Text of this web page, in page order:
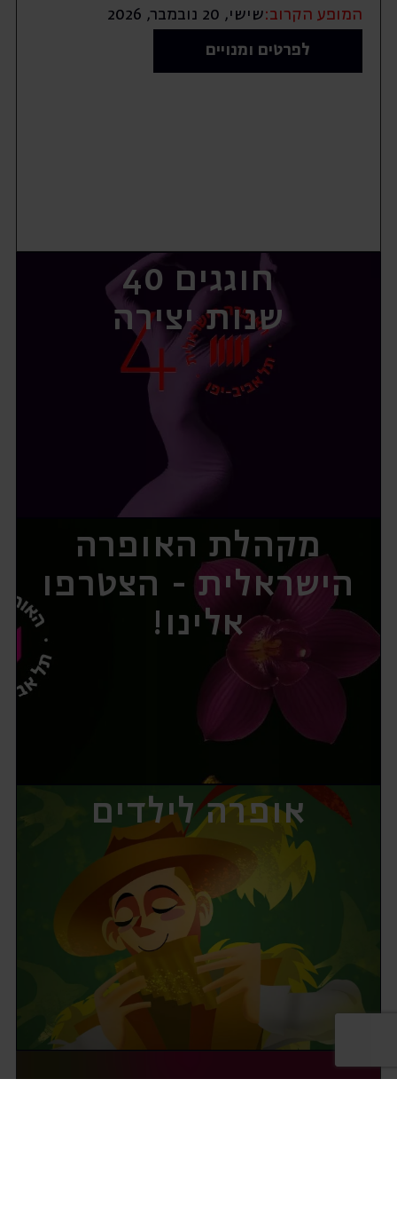
המופע הקרוב:שישי, 20 נובמבר, 2026
לפרטים ומנויים
חוגגים 40
שנות יצירה
מקהלת האופרה
הישראלית - הצטרפו
אלינו!
אופרה לילדים